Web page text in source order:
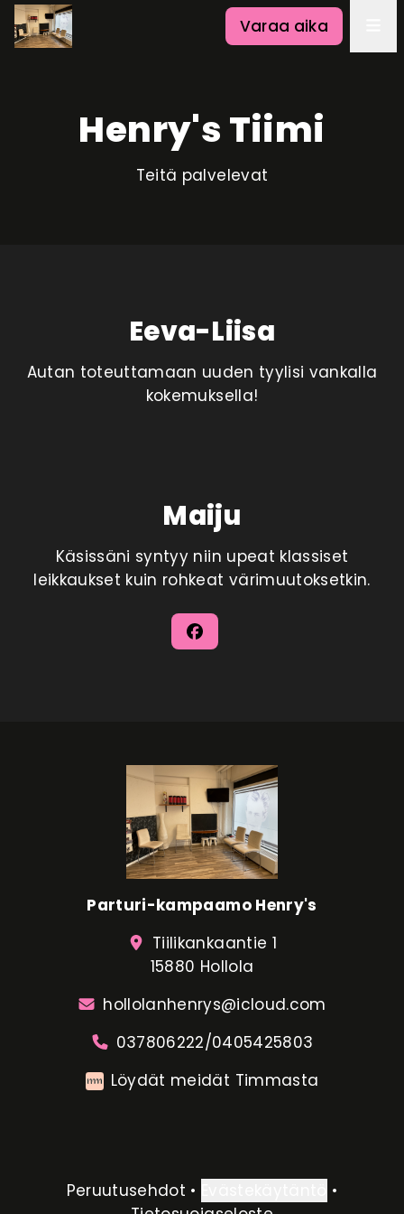
Varaa aika
Henry's Tiimi
Teitä palvelevat
Eeva-Liisa
Autan toteuttamaan uuden tyylisi vankalla
kokemuksella!
Maiju
Käsissäni syntyy niin upeat klassiset
leikkaukset kuin rohkeat värimuutoksetkin.
Parturi-kampaamo Henry's
Tiilikankaantie 1
15880 Hollola
hollolanhenrys@icloud.com
037806222/0405425803
Löydät meidät Timmasta
Peruutusehdot •
•